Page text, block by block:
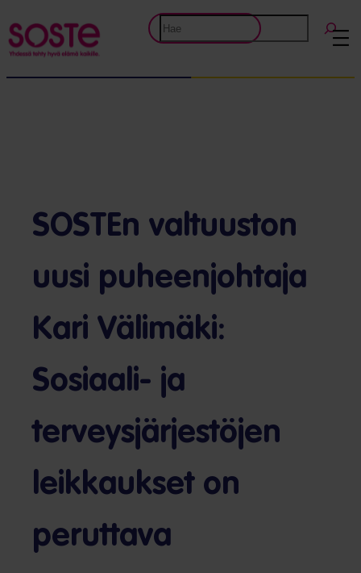
Etsi
SOSTEn valtuuston
uusi puheenjohtaja
Kari Välimäki:
Sosiaali- ja
terveysjärjestöjen
leikkaukset on
peruttava